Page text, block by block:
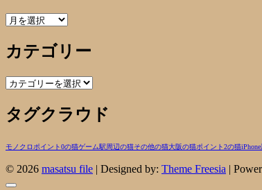
ア
カ
イ
ブ
カテゴリー
カ
ゴ
リ
タグクラウド
モノクロ ポイント0の猫ゲーム駅周辺の猫その他の猫大阪の猫ポイント2の猫iPhone
© 2026 masatsu file | Designed by: Theme Freesia |